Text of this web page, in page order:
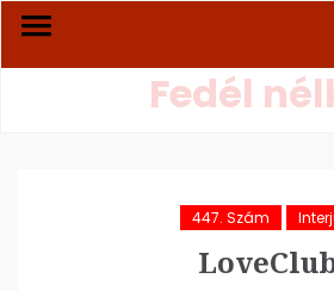
Fedél
447. Szám